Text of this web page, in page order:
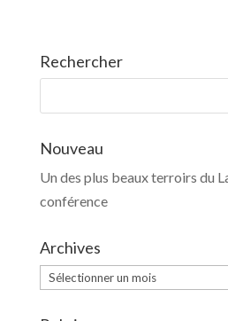
Rechercher
Nouveau
Un des plus beaux terroirs du
conférence
Archives
Archives